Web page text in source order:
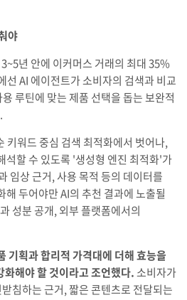
야
년 안에 이커머스 거래의 최대 35%
AI 에이전트가 소비자의 검색과 비교
루틴에 맞는 제품 선택을 돕는 보완적
키워드 중심 검색 최적화에서 벗어나,
석할 수 있도록 '생성형 엔진 최적화'가
임상 근거, 사용 목적 등의 데이터를
해 두어야만 AI의 추천 결과에 노출될
성분 공개, 외부 플랫폼에서의
기획과 합리적 가격대에 더해 효능을
해야 할 것이라고 조언했다.소비자가
침하는 근거, 짧은 콘텐츠로 전달되는